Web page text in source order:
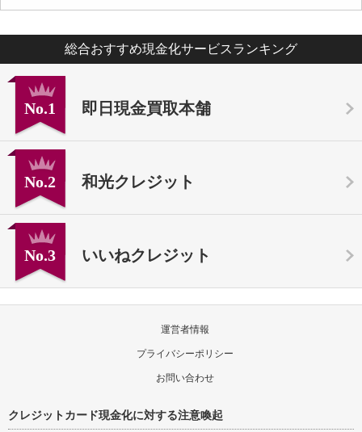
総合おすすめ現金化サービスランキング
No.1 即日現金買取本舗
No.2 和光クレジット
No.3 いいねクレジット
運営者情報
プライバシーポリシー
お問い合わせ
クレジットカード現金化に対する注意喚起